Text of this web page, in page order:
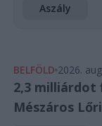
Aszály
BELFÖLD 2026.
2,3 milliárdot
Mészáros